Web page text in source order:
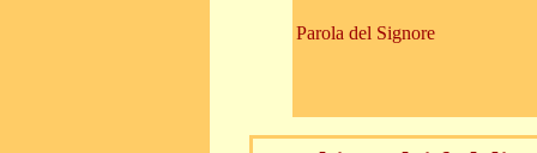
Parola del Signore